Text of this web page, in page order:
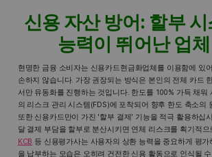
신용 자산 방어: 할부
능력이 뛰어난 업
현명한 금융 소비자는 신용카드현금화업체를 이용함에 있
손하지 않습니다. 가장 권장되는 방식은 본인의 전체 카드
서만 유동화를 진행하는 것입니다. 한도를 100% 가득 채워
의 리스크 관리 시스템(FDS)에 포착되어 향후 한도 축소의
또한 신용카드만이 가진 '할부 결제' 기능을 적극 활용하십
달 결제 부담을 할부로 분산시키면 연체 리스크를 획기적
KCB 등 신용평가사는 사용자의 상환 능력을 중요하게 평
을 납부하는 모습은 오히려 건전한 신용 활동으로 인식될